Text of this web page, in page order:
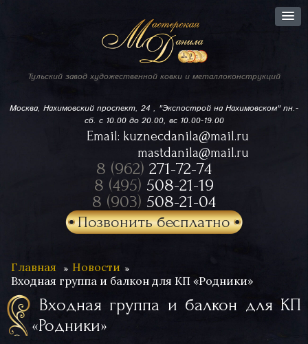
Тульский завод художественной ковки и металлоконструкций
Москва, Нахимовский проспект, 24 , "Экспострой на Нахимовском"пн.-
сб. с 10.00 до 20.00, вс 10.00-19.00
Email: kuznecdanila@mail.ru
mastdanila@mail.ru
8 (962) 271-72-74
8 (495) 508-21-19
8 (903) 508-21-04
Позвонить бесплатно
Главная
Новости
Входная группа и балкон для КП «Родники»
Входная группа и балкон для КП
«Родники»